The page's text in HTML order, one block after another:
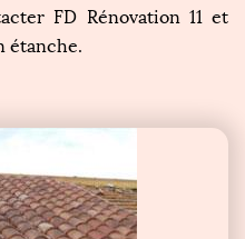
FD Rénovation 11 et
étanche.